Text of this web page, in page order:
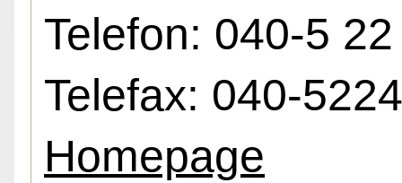
Telefon: 040-5
Telefax: 040-
Homepage